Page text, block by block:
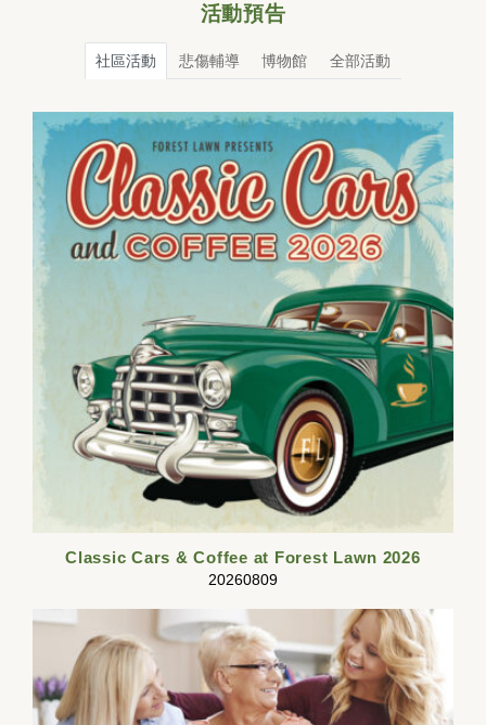
活動預告
社區活動 悲傷輔導 博物館 全部活動
Classic Cars & Coffee at Forest Lawn 2026
20260809